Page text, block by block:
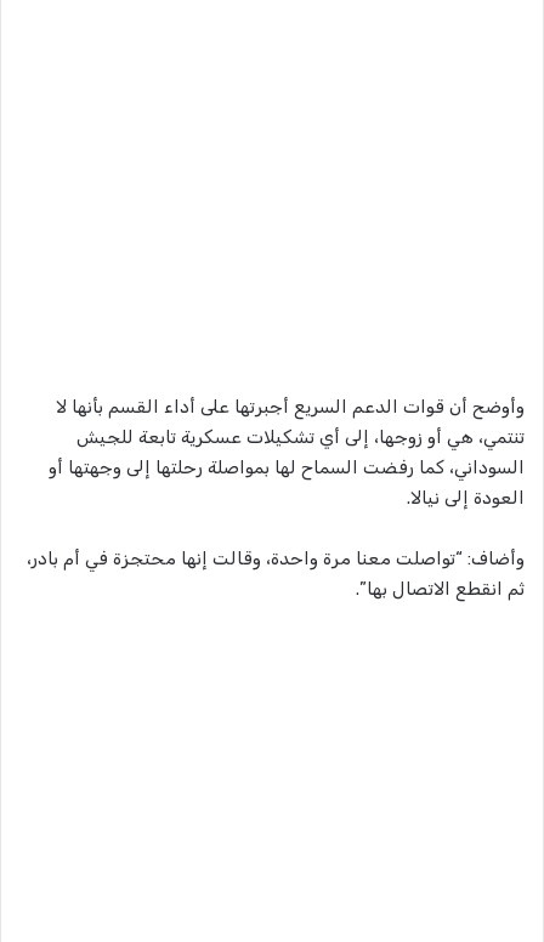
وأوضح أن قوات الدعم السريع أجبرتها على أداء القسم بأنها لا
تنتمي، هي أو زوجها، إلى أي تشكيلات عسكرية تابعة للجيش
السوداني، كما رفضت السماح لها بمواصلة رحلتها إلى وجهتها أو
العودة إلى نيالا.
وأضاف: “تواصلت معنا مرة واحدة، وقالت إنها محتجزة في أم بادر،
ثم انقطع الاتصال بها”.